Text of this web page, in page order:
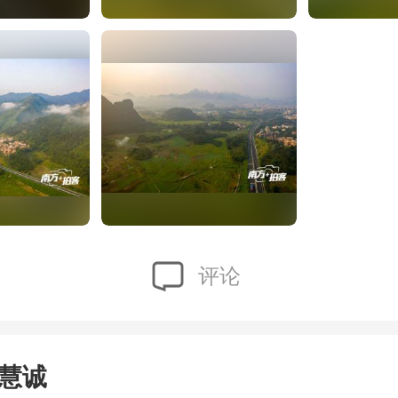
评论
诚